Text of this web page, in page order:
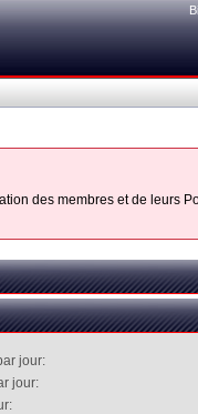
des membres et de leurs
jour:
jour: